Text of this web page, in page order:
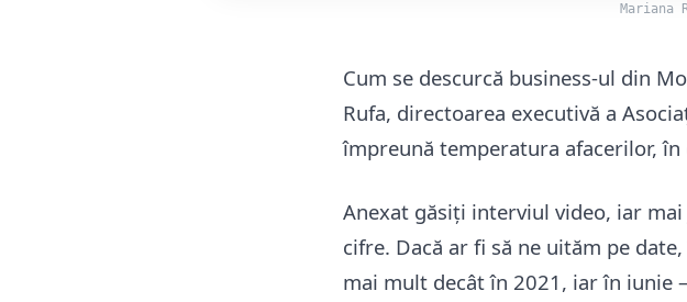
Mariana
Cum se descurcă business-ul din
Rufa, directoarea executivă a
împreună temperatura afacerilor,
Anexat găsiți interviul video, iar
cifre. Dacă ar fi să ne uităm pe
mai mult decât în 2021, iar în iunie